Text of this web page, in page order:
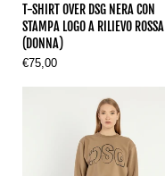
T-SHIRT OVER DSG NERA CON
STAMPA LOGO A RILIEVO ROSSA
(DONNA)
€75,00